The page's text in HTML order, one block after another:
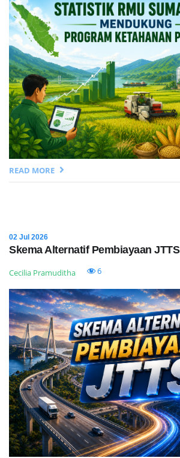
READ MORE
02 Jul 2026
Skema Alternatif Pembiayaan JTTS
Cecilia Pramuditha 6